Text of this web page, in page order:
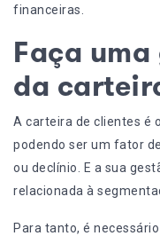
financeiras
Faça
da
A carteira de clientes é
podendo ser um fator
ou declínio. E a sua
relacionada à
Para tanto, é